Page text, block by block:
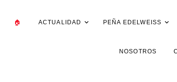
🏠 ACTUALIDAD PEÑA EDELWEISS
NOSOTROS